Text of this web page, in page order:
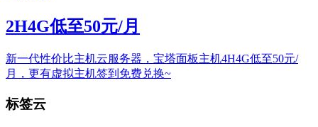
2H4G低至50元/月
新一代性价比主机云服务器，宝塔面板主机4H4G低至50元/
月，更有虚拟主机签到免费兑换~
标签云